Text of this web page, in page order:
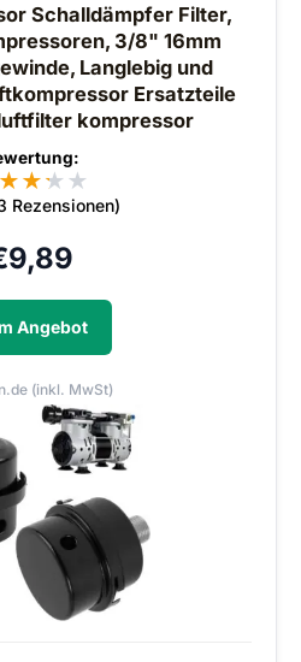
Schalldämpfer Filter,
3/8" 16mm
Langlebig und
Ersatzteile
kompressor
★★★
★ ★
Rezensionen)
9,89
Angebot
(inkl. MwSt)